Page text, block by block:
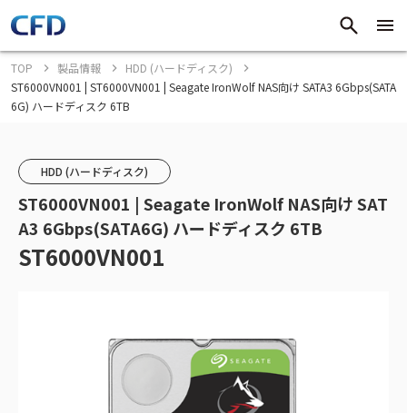
TOP 製品情報
HDD (ハードディスク)
ST6000VN001 | ST6000VN001 | Seagate IronWolf NAS向け SATA3 6Gbps(SATA
6G) ハードディスク 6TB
HDD (ハードディスク)
ST6000VN001 | Seagate IronWolf NAS向け SAT
A3 6Gbps(SATA6G) ハードディスク 6TB
ST6000VN001